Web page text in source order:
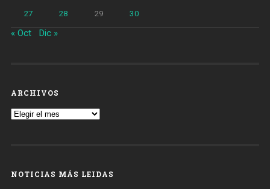
27 28 29 30
« Oct Dic »
ARCHIVOS
Archivos
NOTICIAS MÁS LEIDAS